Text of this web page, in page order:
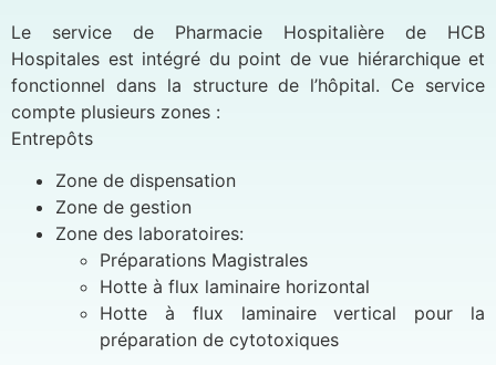
Le service de Pharmacie Hospitalière de HCB
Hospitales est intégré du point de vue hiérarchique et
fonctionnel dans la structure de l’hôpital. Ce service
compte plusieurs zones :
Entrepôts
Zone de dispensation
Zone de gestion
Zone des laboratoires:
Préparations Magistrales
Hotte à flux laminaire horizontal
Hotte à flux laminaire vertical pour la
préparation de cytotoxiques